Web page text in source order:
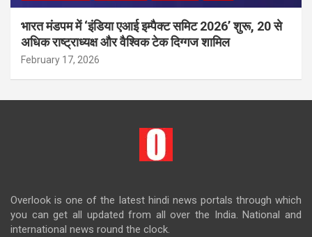
भारत मंडपम में ‘इंडिया एआई इम्पैक्ट समिट 2026’ शुरू, 20 से
अधिक राष्ट्राध्यक्ष और वैश्विक टेक दिग्गज शामिल
February 17, 2026
Overlook is one of the latest hindi news portals through which
you can get all updated from all over the India. National and
international news round the clock.